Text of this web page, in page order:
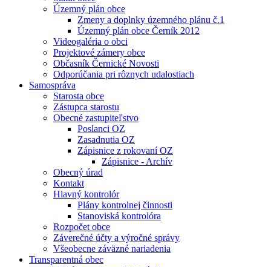
Územný plán obce
Zmeny a doplnky územného plánu č.1
Územný plán obce Černík 2012
Videogaléria o obci
Projektové zámery obce
Občasník Černické Novosti
Odporúčania pri rôznych udalostiach
Samospráva
Starosta obce
Zástupca starostu
Obecné zastupiteľstvo
Poslanci OZ
Zasadnutia OZ
Zápisnice z rokovaní OZ
Zápisnice - Archív
Obecný úrad
Kontakt
Hlavný kontrolór
Plány kontrolnej činnosti
Stanoviská kontrolóra
Rozpočet obce
Záverečné účty a výročné správy
Všeobecne záväzné nariadenia
Transparentná obec